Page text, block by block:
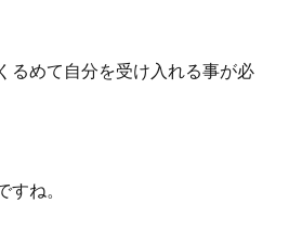
るめて自分を受け入れる事が必
すね。